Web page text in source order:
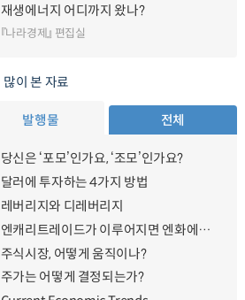
재생에너지 어디까지 왔나?
『나라경제』 편집실
많이 본 자료
발행물 전체
당신은 ‘포모’인가요, ‘조모’인가요?
달러에 투자하는 4가지 방법
레버리지와 디레버리지
엔캐리트레이드가 이루어지면 엔화에 대한 수요가 증가하지 않나요?
주식시장, 어떻게 움직이나?
주가는 어떻게 결정되는가?